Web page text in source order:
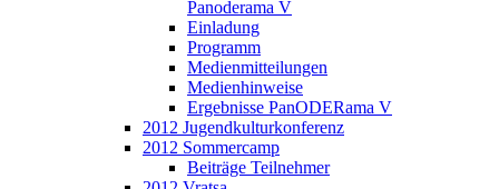
Panoderama V
Einladung
Programm
Medienmitteilungen
Medienhinweise
Ergebnisse PanODERama V
2012 Jugendkulturkonferenz
2012 Sommercamp
Beiträge Teilnehmer